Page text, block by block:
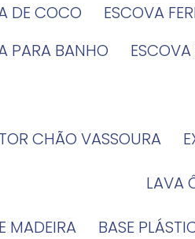
DE COCO
ESCOVA
PARA BANHO
CHÃO VASSOURA
LAVA
MADEIRA
BASE